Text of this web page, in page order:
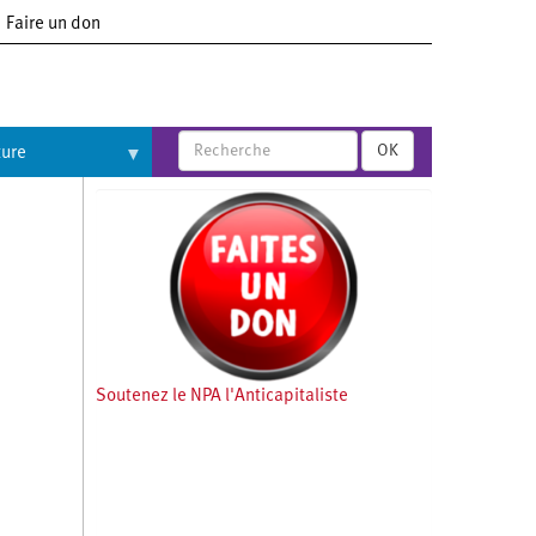
Faire un don
OK
Soutenez le NPA l'Anticapitaliste